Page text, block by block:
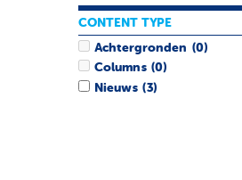
CONTENT TYPE
Achtergronden (0)
Columns (0)
Nieuws (3)